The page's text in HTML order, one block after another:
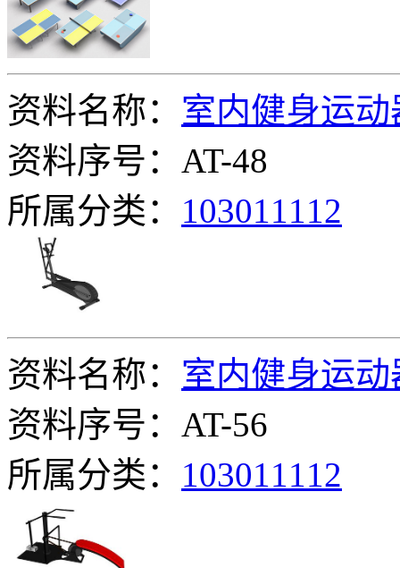
资料名称： 室内健身运动
资料序号：AT-48
所属分类： 103011112
资料名称： 室内健身运动
资料序号：AT-56
所属分类： 103011112